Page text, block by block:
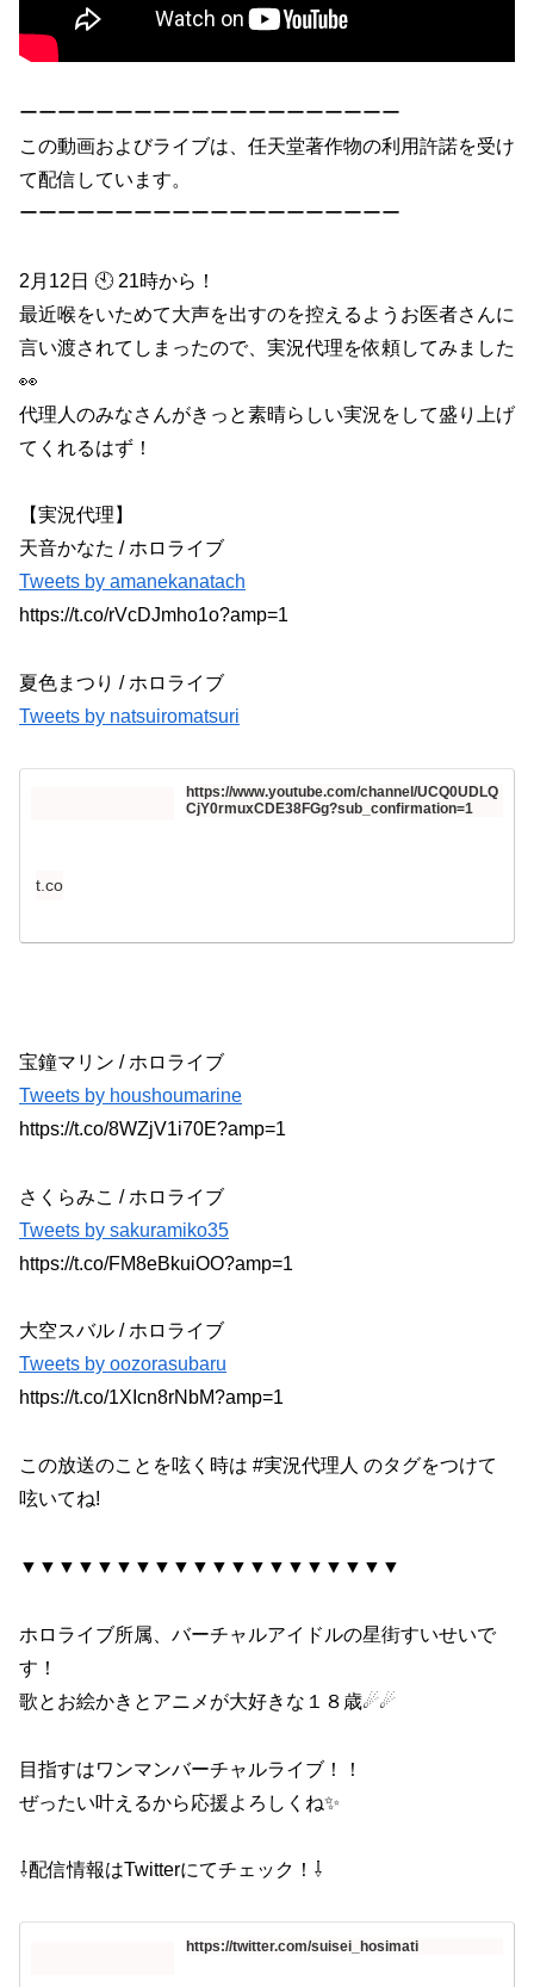
ーーーーーーーーーーーーーーーーーーーー
この動画およびライブは、任天堂著作物の利用許諾を受け
て配信しています。
ーーーーーーーーーーーーーーーーーーーー
2月12日 🕙 21時から！
最近喉をいためて大声を出すのを控えるようお医者さんに
言い渡されてしまったので、実況代理を依頼してみました
👀
代理人のみなさんがきっと素晴らしい実況をして盛り上げ
てくれるはず！
【実況代理】
天音かなた / ホロライブ
Tweets by amanekanatach
https://t.co/rVcDJmho1o?amp=1
夏色まつり / ホロライブ
Tweets by natsuiromatsuri
https://www.youtube.com/channel/UCQ0UDLQ
CjY0rmuxCDE38FGg?sub_confirmation=1
t.co
宝鐘マリン / ホロライブ
Tweets by houshoumarine
https://t.co/8WZjV1i70E?amp=1
さくらみこ / ホロライブ
Tweets by sakuramiko35
https://t.co/FM8eBkuiOO?amp=1
大空スバル / ホロライブ
Tweets by oozorasubaru
https://t.co/1XIcn8rNbM?amp=1
この放送のことを呟く時は #実況代理人​​​ のタグをつけて
呟いてね!
▼▼▼▼▼▼▼▼▼▼▼▼▼▼▼▼▼▼▼▼
ホロライブ所属、バーチャルアイドルの星街すいせいで
す！
歌とお絵かきとアニメが大好きな１８歳☄☄
目指すはワンマンバーチャルライブ！！
ぜったい叶えるから応援よろしくね✨
⇩配信情報はTwitterにてチェック！⇩
https://twitter.com/suisei_hosimati